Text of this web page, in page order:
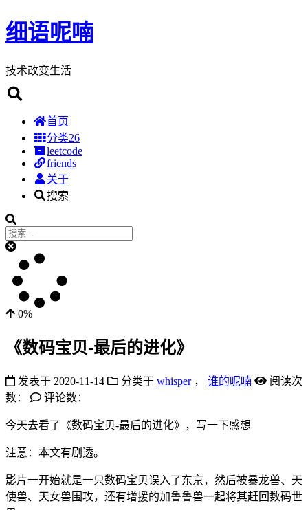
细语呢喃
技术改变生活
首页
分类26
leetcode
friends
关于
搜索
0%
《数码宝贝-最后的进化》
发表于 2020-11-14 分类于 whisper ， 谁的呢喃
阅读次
数：
评论数：
今天去看了《数码宝贝-最后的进化》，写一下感想
注意：本文有剧透。
影片一开始就是一只数码宝贝误入了东京，然后被暴龙兽、天
使兽、天女兽围攻，还有增援的加鲁鲁兽一起将其赶回数码世